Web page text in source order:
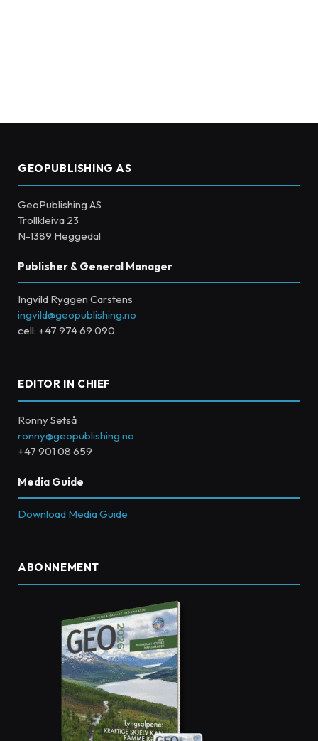
GEOPUBLISHING AS
GeoPublishing AS
Trollkleiva 23
N-1389 Heggedal
Publisher & General Manager
Ingvild Ryggen Carstens
ingvild@geopublishing.no
cell: +47 974 69 090
EDITOR IN CHIEF
Ronny Setså
ronny@geopublishing.no
+47 901 08 659
Media Guide
Download Media Guide
ABONNEMENT